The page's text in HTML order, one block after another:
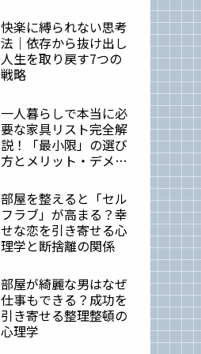
快楽に縛られない思考
法｜依存から抜け出し
人生を取り戻す7つの
戦略
一人暮らしで本当に必
要な家具リスト完全解
説！「最小限」の選び
方とメリット・デメリ
部屋を整えると「セル
フラブ」が高まる？幸
せな恋を引き寄せる心
理学と断捨離の関係
部屋が綺麗な男はなぜ
仕事もできる？成功を
引き寄せる整理整頓の
心理学